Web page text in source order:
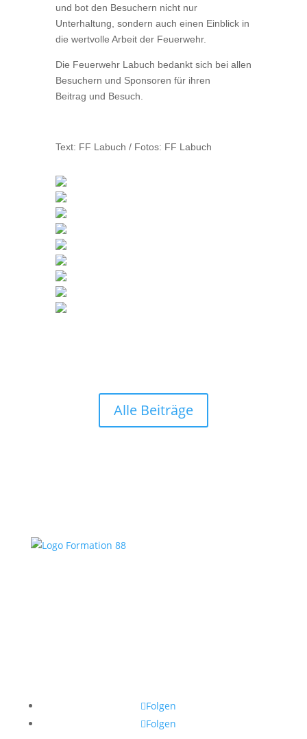
und bot den Besuchern nicht nur
Unterhaltung, sondern auch einen Einblick in
die wertvolle Arbeit der Feuerwehr.
Die Feuerwehr Labuch bedankt sich bei allen
Besuchern und Sponsoren für ihren
Beitrag und Besuch.
Text: FF Labuch / Fotos: FF Labuch
Alle Beiträge
Folgen
Folgen